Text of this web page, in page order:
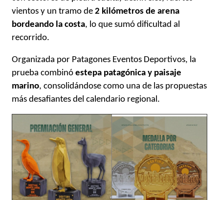
vientos y un tramo de 2 kilómetros de arena
bordeando la costa, lo que sumó dificultad al
recorrido.
Organizada por Patagones Eventos Deportivos, la
prueba combinó estepa patagónica y paisaje
marino, consolidándose como una de las propuestas
más desafiantes del calendario regional.